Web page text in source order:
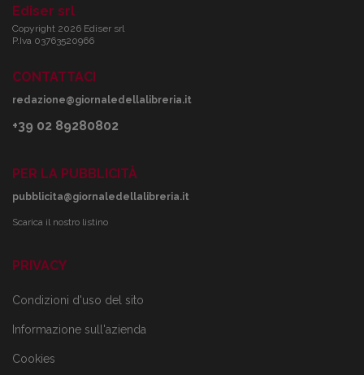
Ediser srl
Copyright 2026 Ediser srl
P.Iva 03763520966
CONTATTACI
redazione@giornaledellalibreria.it
+39 02 89280802
PER LA PUBBLICITÀ
pubblicita@giornaledellalibreria.it
Scarica il nostro listino
PRIVACY
Condizioni d'uso del sito
Informazione sull'azienda
Cookies